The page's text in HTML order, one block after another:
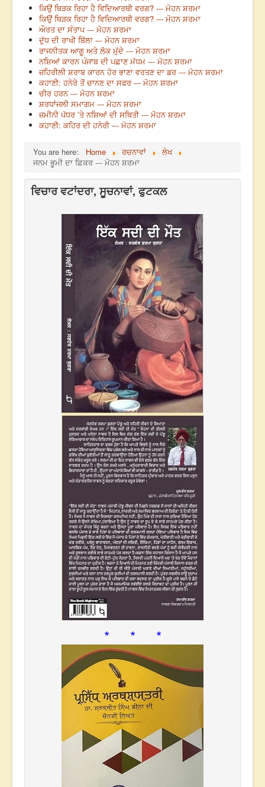
ਕਿਉਂ ਥਿੜਕ ਰਿਹਾ ਹੈ ਵਿਦਿਆਰਥੀ ਵਰਗ? --- ਮੋਹਨ ਸ਼ਰਮਾ
ਕਿਉਂ ਥਿੜਕ ਰਿਹਾ ਹੈ ਵਿਦਿਆਰਥੀ ਵਰਗ? --- ਮੋਹਨ ਸ਼ਰਮਾ
ਔਰਤ ਦਾ ਸੰਤਾਪ --- ਮੋਹਨ ਸ਼ਰਮਾ
ਦੁੱਧ ਦੀ ਰਾਖੀ ਬਿੱਲਾ --- ਮੋਹਨ ਸ਼ਰਮਾ
ਰਾਜਨੀਤਕ ਆਗੂ ਅਤੇ ਲੋਕ ਮੁੱਦੇ --- ਮੋਹਨ ਸ਼ਰਮਾ
ਨਸ਼ਿਆਂ ਕਾਰਨ ਪੰਜਾਬ ਦੀ ਪਛਾਣ ਮੱਧਮ --- ਮੋਹਨ ਸ਼ਰਮਾ
ਜ਼ਹਿਰੀਲੀ ਸ਼ਰਾਬ ਕਾਰਨ ਹੋਰ ਭਾਣਾ ਵਰਤਣ ਦਾ ਡਰ --- ਮੋਹਨ ਸ਼ਰਮਾ
ਕਹਾਣੀ: ਹਨੇਰੇ ਤੋਂ ਚਾਨਣ ਦਾ ਸਫਰ --- ਮੋਹਨ ਸ਼ਰਮਾ
ਚੀਰ ਹਰਨ --- ਮੋਹਨ ਸ਼ਰਮਾ
ਸ਼ਰਧਾਂਜਲੀ ਸਮਾਗਮ --- ਮੋਹਨ ਸ਼ਰਮਾ
ਜ਼ਮੀਨੀ ਪੱਧਰ ’ਤੇ ਨਸ਼ਿਆਂ ਦੀ ਸਥਿਤੀ --- ਮੋਹਨ ਸ਼ਰਮਾ
ਕਹਾਣੀ: ਕਹਿਰ ਦੀ ਹਨੇਰੀ --- ਮੋਹਨ ਸ਼ਰਮਾ
You are here: Home ਰਚਨਾਵਾਂ
ਲੇਖ
ਜਨਮ ਭੂਮੀ ਦਾ ਫ਼ਿਕਰ --- ਮੋਹਨ ਸ਼ਰਮਾ
ਵਿਚਾਰ ਵਟਾਂਦਰਾ, ਸੂਚਨਾਵਾਂ, ਫੁਟਕਲ
* * *